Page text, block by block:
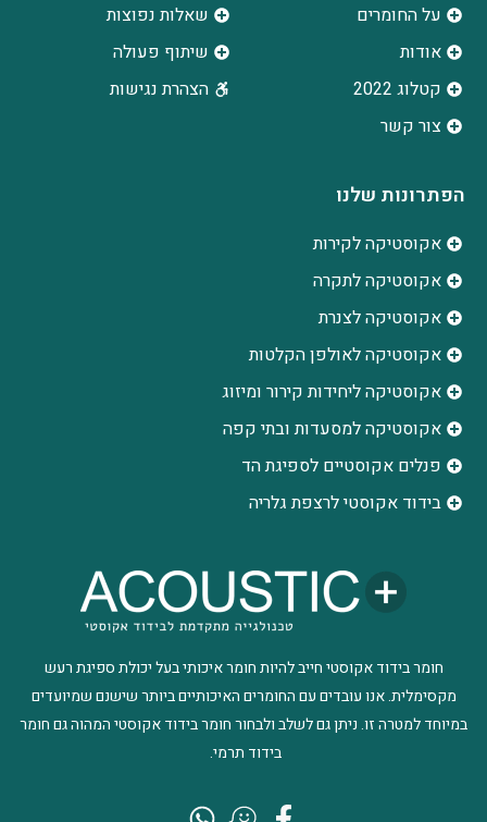
חומר בידוד אקוסטי חייב להיות חומר איכותי בעל יכולת ספיגת רעש
מקסימלית. אנו עובדים עם החומרים האיכותיים ביותר שישנם שמיועדים
במיוחד למטרה זו. ניתן גם לשלב ולבחור חומר בידוד אקוסטי המהוה גם חומר
בידוד תרמי.
על החומרים
אודות
קטלוג 2022
צור קשר
שאלות נפוצות
שיתוף פעולה
הצהרת נגישות
הפתרונות שלנו
אקוסטיקה לקירות
אקוסטיקה לתקרה
אקוסטיקה לצנרת
אקוסטיקה לאולפן הקלטות
‫אקוסטיקה ליחידות קירור ומיזוג
אקוסטיקה למסעדות ובתי קפה
פנלים אקוסטיים לספיגת הד
בידוד אקוסטי לרצפת גלריה